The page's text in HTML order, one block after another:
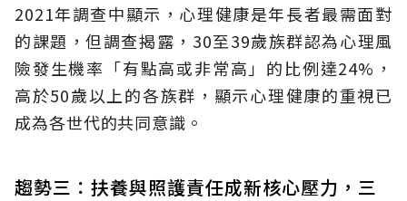
2021年調查中顯示，心理健康是年長者最需面對
的課題，但調查揭露，30至39歲族群認為心理風
險發生機率「有點高或非常高」的比例達24%，
高於50歲以上的各族群，顯示心理健康的重視已
成為各世代的共同意識。
趨勢三：扶養與照護責任成新核心壓力，三